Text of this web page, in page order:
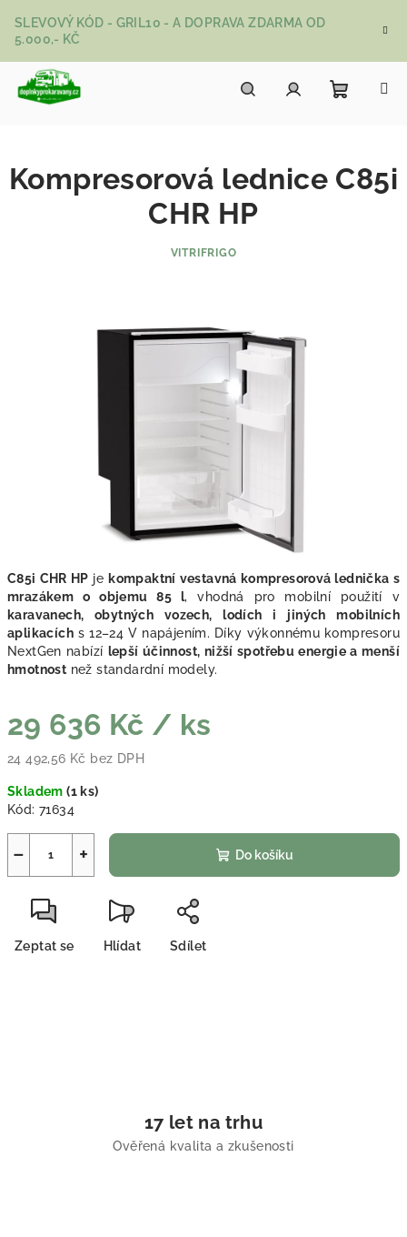
SLEVOVÝ KÓD - GRIL10 - A DOPRAVA ZDARMA OD
5.000,- KČ
C85i CHR HP je kompaktní vestavná kompresorová lednička s
mrazákem o objemu 85 l, vhodná pro mobilní použití v
karavanech, obytných vozech, lodích i jiných mobilních
aplikacích s 12–24 V napájením. Díky výkonnému kompresoru
NextGen nabízí lepší účinnost, nižší spotřebu energie a menší
hmotnost než standardní modely.
29 636 Kč / ks
24 492,56 Kč bez DPH
Skladem(1 ks)
Kód: 71634
+
− Do košíku
Zeptat se Hlídat Sdílet
Kompresorová lednice C85i
CHR HP
VITRIFRIGO
17 let na trhu
Ověřená kvalita a zkušenosti